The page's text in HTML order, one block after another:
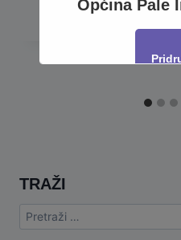
TRAŽI
Pretraga:
Općina Pale
This will close